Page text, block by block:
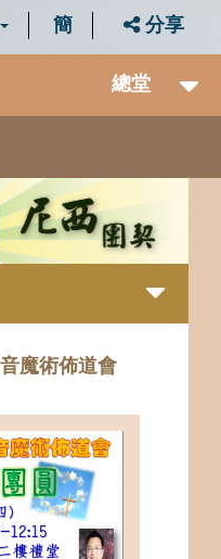
簡 分享
總堂
魔術佈道會